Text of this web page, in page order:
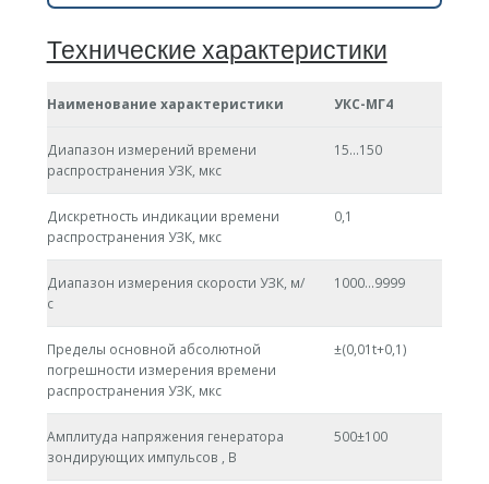
Технические характеристики
Наименование характеристики УКС-МГ4
Диапазон измерений времени
распространения УЗК, мкс
15…150
Дискретность индикации времени
распространения УЗК, мкс
0,1
Диапазон измерения скорости УЗК, м/
с
1000…9999
Пределы основной абсолютной
погрешности измерения времени
распространения УЗК, мкс
±(0,01t+0,1)
Амплитуда напряжения генератора
зондирующих импульсов , В
500±100